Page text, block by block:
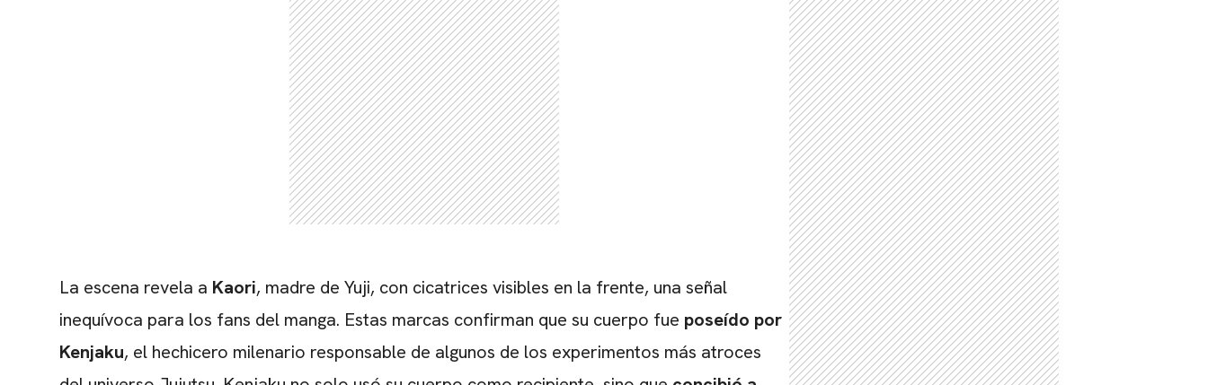
La escena revela a Kaori, madre de Yuji, con cicatrices visibles en la frente, una señal
inequívoca para los fans del manga. Estas marcas confirman que su cuerpo fue poseído por
Kenjaku, el hechicero milenario responsable de algunos de los experimentos más atroces
CARREGANDO PUBLICIDADE